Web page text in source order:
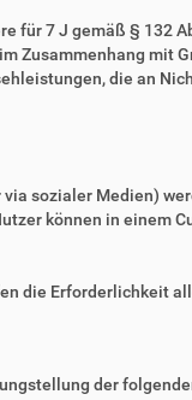
7 J gemäß § 132
Zusammenhang mit
die an
sozialer Medien)
können in einem
die Erforderlichkeit
der